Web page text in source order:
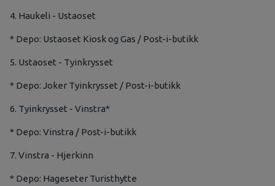
4. Haukeli - Ustaoset
* Depo: Ustaoset Kiosk og Gas / Post-i-butikk
5. Ustaoset - Tyinkrysset
* Depo: Joker Tyinkrysset / Post-i-butikk
6. Tyinkrysset - Vinstra*
* Depo: Vinstra / Post-i-butikk
7. Vinstra - Hjerkinn
* Depo: Hageseter Turisthytte